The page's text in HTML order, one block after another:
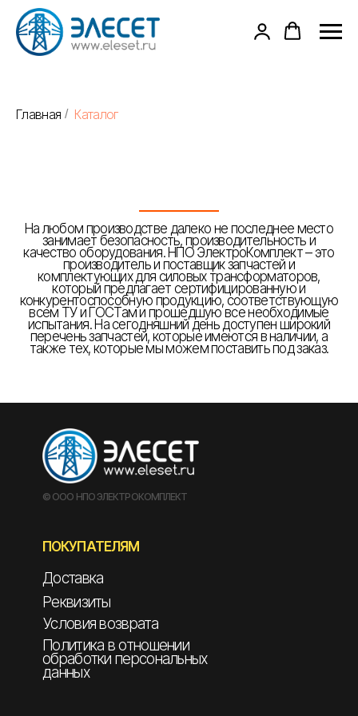
Главная / Каталог
На любом производстве далеко не последнее место
занимает безопасность, производительность и
качество оборудования. НПО ЭлектроКомплект – это
производитель и поставщик запчастей и
комплектующих для силовых трансформаторов,
который предлагает сертифицированную и
конкурентоспособную продукцию, соответствующую
всем ТУ и ГОСТам и прошедшую все необходимые
испытания. На сегодняшний день доступен широкий
перечень запчастей, которые имеются в наличии, а
также тех, которые мы можем поставить под заказ.
© ООО НПО ЭЛЕКТРОКОМПЛЕКТ
ПОКУПАТЕЛЯМ
Доставка
Реквизиты
Условия возврата
Политика в отношении
обработки персональных
данных